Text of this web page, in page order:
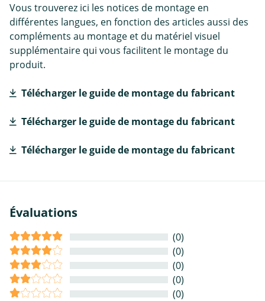
Vous trouverez ici les notices de montage en
différentes langues, en fonction des articles aussi des
compléments au montage et du matériel visuel
supplémentaire qui vous facilitent le montage du
produit.
Télécharger le guide de montage du fabricant
Télécharger le guide de montage du fabricant
Télécharger le guide de montage du fabricant
Évaluations
(0)
(0)
(0)
(0)
(0)